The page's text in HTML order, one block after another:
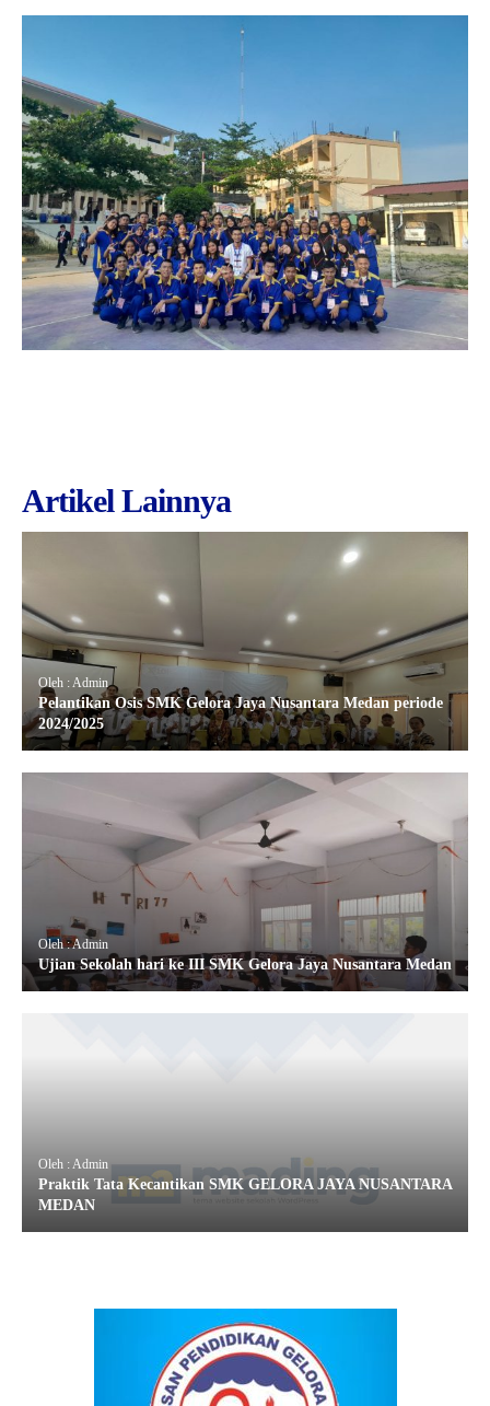
Artikel Lainnya
Oleh : Admin
Pelantikan Osis SMK Gelora Jaya Nusantara Medan periode
2024/2025
Oleh : Admin
Ujian Sekolah hari ke III SMK Gelora Jaya Nusantara Medan
Oleh : Admin
Praktik Tata Kecantikan SMK GELORA JAYA NUSANTARA
MEDAN